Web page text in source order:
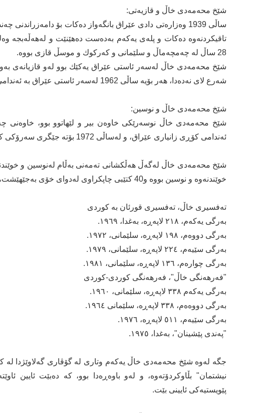
شێخ محەمەدی خاڵ و قازیەتی:
ساڵی 1939 وەزارەتی دادی عێراق بانگەواز دەكات بۆ
تاقیكردنەوە دەكات و پلەی یەكەم بەدەست دەهێنێت و لەهەڵه‌بجە
28 ساڵ لە چەمچەماڵ و سلێمانی و كەركوك و موسڵ قازی بووە.
شێخ محەمەدی خاڵ لەسەر ئاستی عێراق یەكێك بوو لەو قازیانەی
شەرع لای نەدەدا، هەر بۆیە ساڵی 1962 لەسەر ئاستی عێراق بە ئەندامی دادگای جیاكردنەوەی شەرعی لە بەغداد هەڵبژێردرا.
شێخ محەمەدی خاڵ و نوسین:
ئەندامی كۆڕی زانیاری عێراق، و لەساڵی 1972 بۆتە جێگری سەرۆكی كۆڕی زانیاری كورد.
شێخ محەمەدی خاڵ لەگەڵ هەڵكشانی تەمەنی بەڵام لەنوسین و
خوێندنەوە و نوسین بووە و40 كتێبی چاپكراوی لەدوای خۆی بەجێهێشت، گرنگترین بەرهەمەكانی بریتین لە:
تەفسیری خاڵ، تەفسیری قورئان بە كوردی
بەرگی یەكەم، ٢١٨ لاپەڕە، بەغدا، ١٩٦٩.
بەرگی دووەم، ١٩٨ لاپەڕە، سلێمانی، ١٩٧٢.
بەرگی سێیەم، ٢٢٤ لاپەڕە، سلێمانی، ١٩٧٩.
بەرگی چوارەم، ١٣٦ لاپەڕە، سلێمانی، ١٩٨١.
"فەرهەنگی خاڵ"، فەرهەنگی كوردی-كوردی
بەرگی یەكەم ٣٣٨ لاپەڕە، سلێمانی، ١٩٦٠.
بەرگی دووەەم، ٣٣٨ لاپەڕە، سلێمانی ١٩٦٤.
بەرگی سێیەم، ٥١١ لاپەڕە، ١٩٧٦.
"پەندی پێشینان"، بەغدا، ١٩٧٥.
نیشتمان" بڵاوكردۆتەوە، و لەو باوەڕەدا بوو، كە دەبێت ئایین
پێویستیەكی ئایینی بێت.